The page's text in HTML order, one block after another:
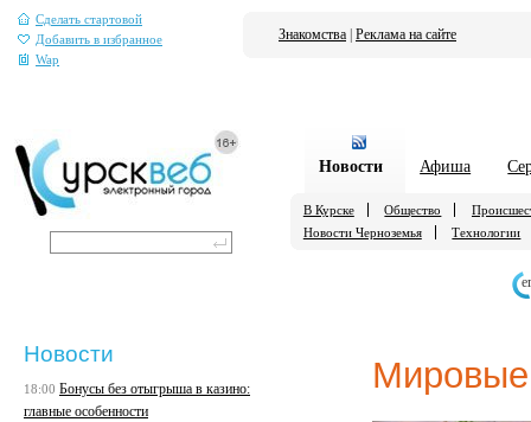
Сделать стартовой
Добавить в избранное
Wap
Знакомства Реклама на сайте
Новости Афиша
В Курске Общество
Новости Черноземья
Технологии
Мировые
Новости
18:00 Бонусы без отыгрыша в казино:
главные особенности